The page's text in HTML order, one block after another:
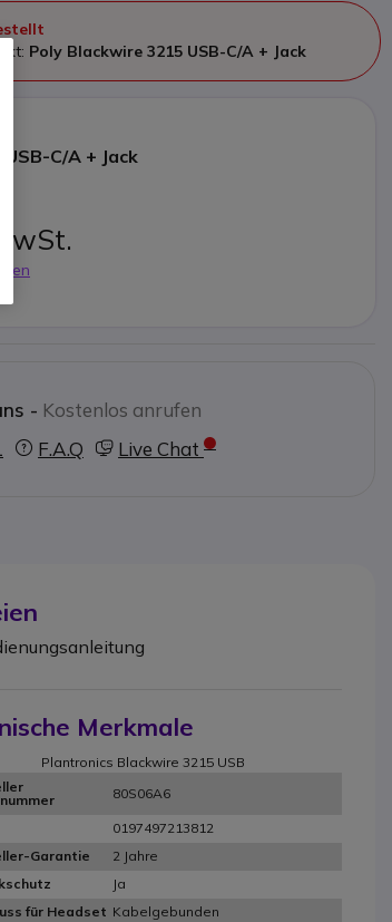
Poly Blackwire 3215 USB-C/A + Jack
C/A + Jack
- Kostenlos anrufen
F.A.Q Live Chat
Merkmale
Plantronics Blackwire 3215 USB
80S06A6
0197497213812
Garantie
2 Jahre
Ja
für Headset Kabelgebunden